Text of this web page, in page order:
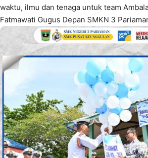
waktu, ilmu dan tenaga untuk team
Fatmawati Gugus Depan SMKN 3